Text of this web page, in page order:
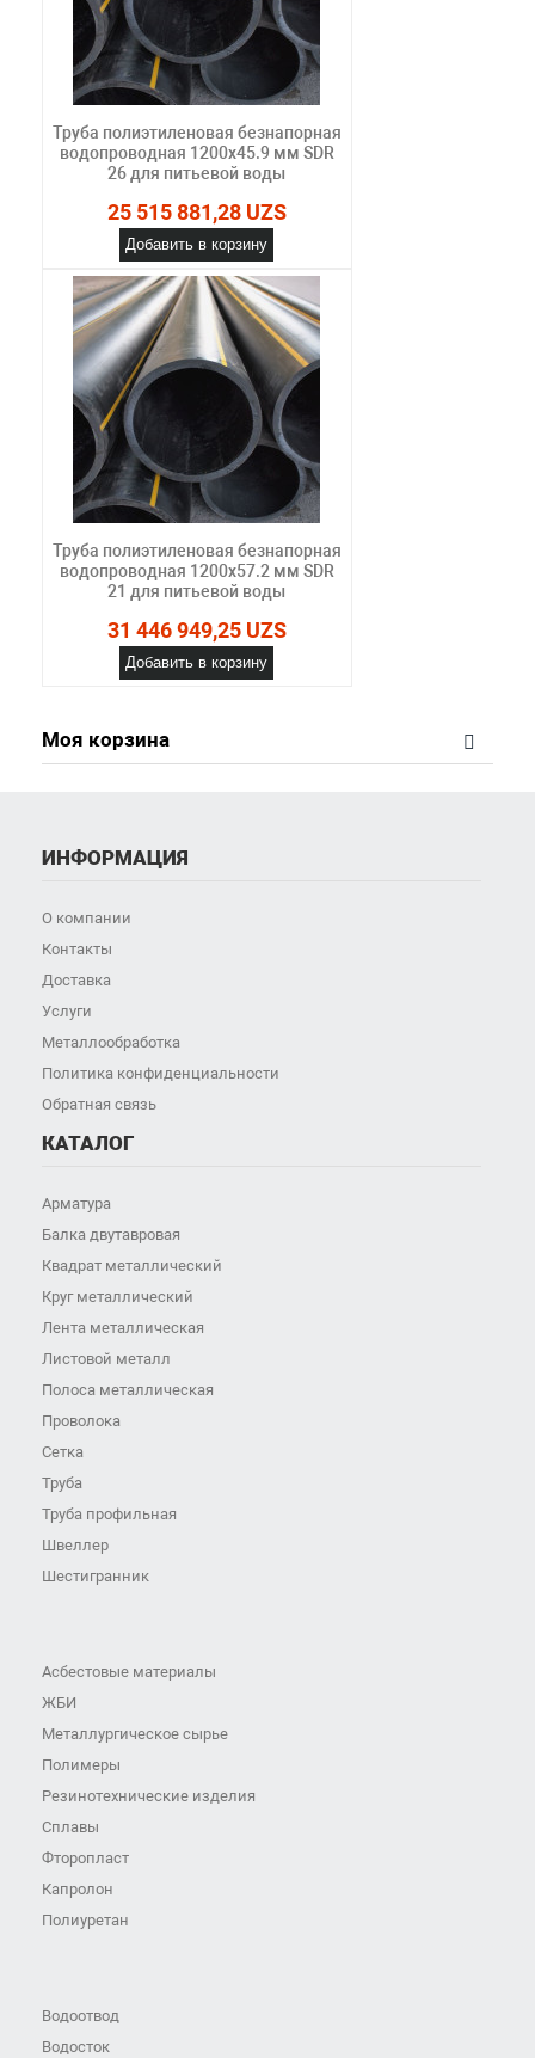
Труба полиэтиленовая безнапорная
водопроводная 1200х45.9 мм SDR
26 для питьевой воды
25 515 881,28 UZS
Добавить в корзину
Труба полиэтиленовая безнапорная
водопроводная 1200х57.2 мм SDR
21 для питьевой воды
31 446 949,25 UZS
Добавить в корзину
Моя корзина
ИНФОРМАЦИЯ
О компании
Контакты
Доставка
Услуги
Металлообработка
Политика конфиденциальности
Обратная связь
КАТАЛОГ
Арматура
Балка двутавровая
Квадрат металлический
Круг металлический
Лента металлическая
Листовой металл
Полоса металлическая
Проволока
Сетка
Труба
Труба профильная
Швеллер
Шестигранник
Асбестовые материалы
ЖБИ
Металлургическое сырье
Полимеры
Резинотехнические изделия
Сплавы
Фторопласт
Капролон
Полиуретан
Водоотвод
Водосток